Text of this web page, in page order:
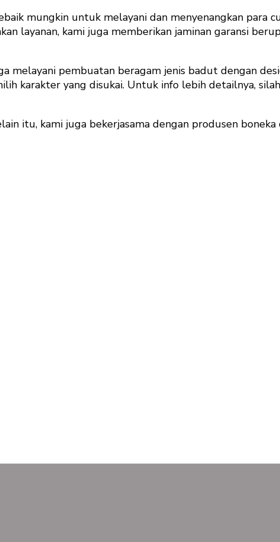
mungkin untuk melayani dan menyenangkan para
layanan, kami juga memberikan jaminan garansi
melayani pembuatan beragam jenis badut dengan
karakter yang disukai. Untuk info lebih detailnya,
itu, kami juga bekerjasama dengan produsen